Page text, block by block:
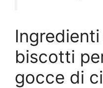
biscotti
gocce di